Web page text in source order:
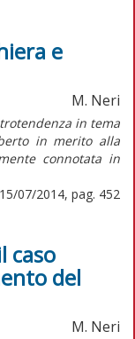
e
M. Neri
in tema
in merito alla
connotata in
07/2014, pag. 452
caso
del
M. Neri